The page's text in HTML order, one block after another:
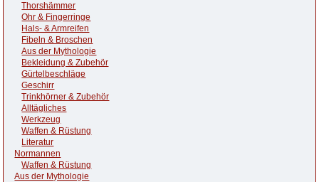
Thorshämmer
Ohr & Fingerringe
Hals- & Armreifen
Fibeln & Broschen
Aus der Mythologie
Bekleidung & Zubehör
Gürtelbeschläge
Geschirr
Trinkhörner & Zubehör
Alltägliches
Werkzeug
Waffen & Rüstung
Literatur
Normannen
Waffen & Rüstung
Aus der Mythologie